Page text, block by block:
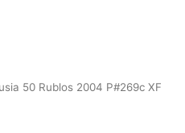
50 Rublos 2004 P#269c XF